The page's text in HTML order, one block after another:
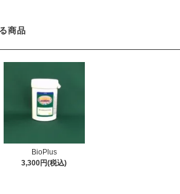
商品
BioPlus
3,300円(税込)